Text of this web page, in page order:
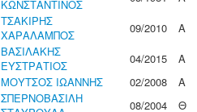
ΚΩΝΣΤΑΝΤΙΝΟΣ
ΤΣΑΚΙΡΗΣ
ΧΑΡΑΛΑΜΠΟΣ
09/2010
Α
ΒΑΣΙΛΑΚΗΣ
ΕΥΣΤΡΑΤΙΟΣ
04/2015
Α
ΜΟΥΤΣΟΣ ΙΩΑΝΝΗΣ 02/2008
Α
ΣΠΕΡΝΟΒΑΣΙΛΗ
08/2004
Θ